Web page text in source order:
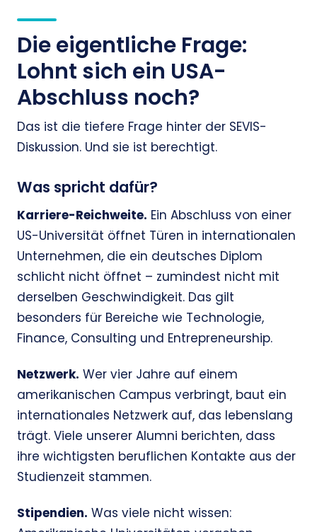
Die eigentliche Frage:
Lohnt sich ein USA-
Abschluss noch?
Das ist die tiefere Frage hinter der SEVIS-
Diskussion. Und sie ist berechtigt.
Was spricht dafür?
Karriere-Reichweite. Ein Abschluss von einer
US-Universität öffnet Türen in internationalen
Unternehmen, die ein deutsches Diplom
schlicht nicht öffnet – zumindest nicht mit
derselben Geschwindigkeit. Das gilt
besonders für Bereiche wie Technologie,
Finance, Consulting und Entrepreneurship.
Netzwerk. Wer vier Jahre auf einem
amerikanischen Campus verbringt, baut ein
internationales Netzwerk auf, das lebenslang
trägt. Viele unserer Alumni berichten, dass
ihre wichtigsten beruflichen Kontakte aus der
Studienzeit stammen.
Stipendien. Was viele nicht wissen: